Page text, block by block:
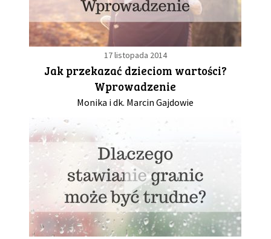
17 listopada 2014
Jak przekazać dzieciom wartości?
Wprowadzenie
Monika i dk. Marcin Gajdowie